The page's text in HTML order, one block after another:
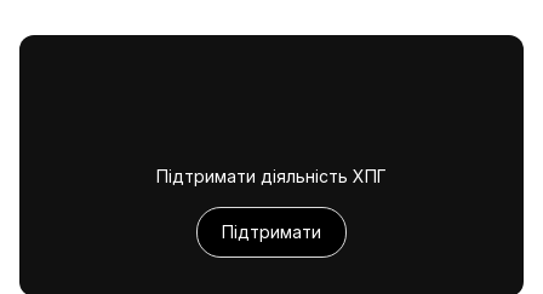
Підтримати діяльність ХПГ
Підтримати